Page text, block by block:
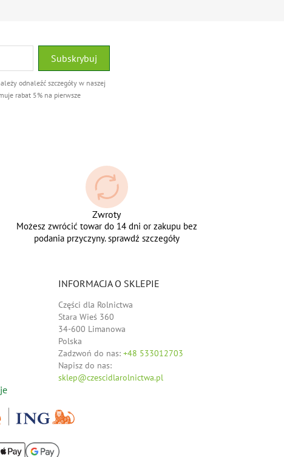
odnaleźć szczegóły w naszej
rabat 5% na pierwsze
Zwroty
Możesz zwrócić towar do 14 dni or zakupu bez
podania przyczyny. sprawdź szczegóły
INFORMACJA O SKLEPIE
Części dla Rolnictwa
Stara Wieś 360
34-600 Limanowa
Polska
Zadzwoń do nas: +48 533012703
Napisz do nas:
sklep@czescidlarolnictwa.pl